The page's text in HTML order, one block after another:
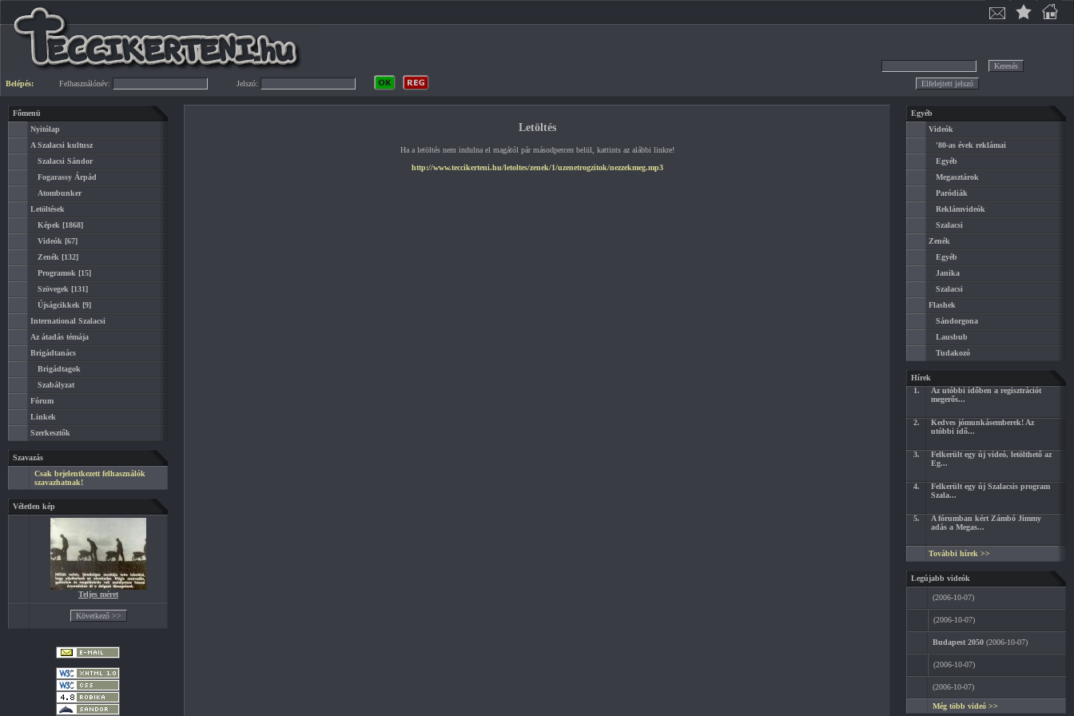
Belépés: Felhasználónév: Jelszó:
Főmenü
Nyitólap
A Szalacsi kultusz
Szalacsi Sándor
Fogarassy Árpád
Atombunker
Letöltések
Képek [1868]
Videók [67]
Zenék [132]
Programok [15]
Szövegek [131]
Újságcikkek [9]
International Szalacsi
Az átadás témája
Brigádtanács
Brigádtagok
Szabályzat
Fórum
Linkek
Szerkesztők
Szavazás
Csak bejelentkezett felhasználók
szavazhatnak!
Véletlen kép
Teljes méret
Letöltés
Ha a letöltés nem indulna el magától pár másodpercen belül, kattints az alábbi linkre!
http://www.teccikerteni.hu/letoltes/zenek/1/uzenetrogzitok/nezzekmeg.mp3
Egyéb
Videók
'80-as évek reklámai
Egyéb
Megasztárok
Paródiák
Reklámvideók
Szalacsi
Zenék
Egyéb
Janika
Szalacsi
Flashek
Sándorgona
Lausbub
Tudakozó
Hírek
1.
Az utóbbi időben a regisztrációt
megerős...
2.
Kedves jómunkásemberek! Az
utóbbi idő...
3.
Felkerült egy új videó, letölthető az
Eg...
4.
Felkerült egy új Szalacsis program
Szala...
5.
A fórumban kért Zámbó Jimmy
adás a Megas...
További hírek >>
Legújabb videók
(2006-10-07)
(2006-10-07)
Budapest 2050 (2006-10-07)
(2006-10-07)
(2006-10-07)
Még több videó >>